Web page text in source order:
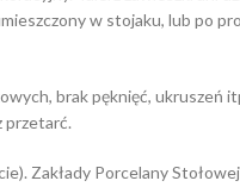
w stojaku, lub po
brak pęknięć, ukruszeń
przetarć.
Zakłady Porcelany